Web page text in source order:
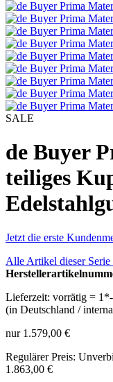
SALE
de Buyer
teiliges
Jetzt die erste
Alle Artikel dieser Serie
Lieferzeit: vorrätig =
(in Deutschland /
nur 1.579,00 €
Regulärer Preis:
1.863,00 €